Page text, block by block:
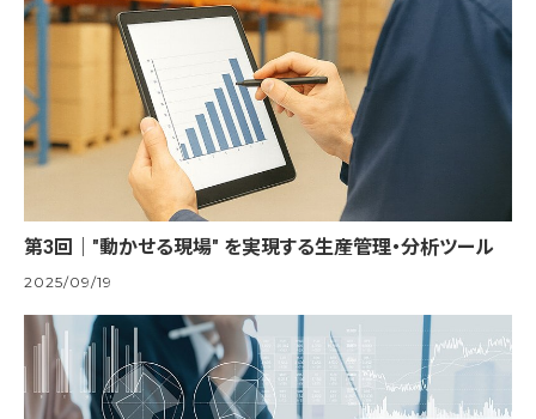
第3回｜"動かせる現場" を実現する生産管理・分析ツール
2025/09/19